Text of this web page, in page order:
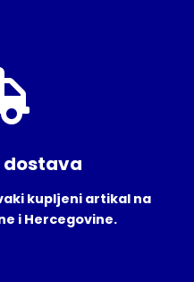
dostava
kupljeni artikal na
i Hercegovine.